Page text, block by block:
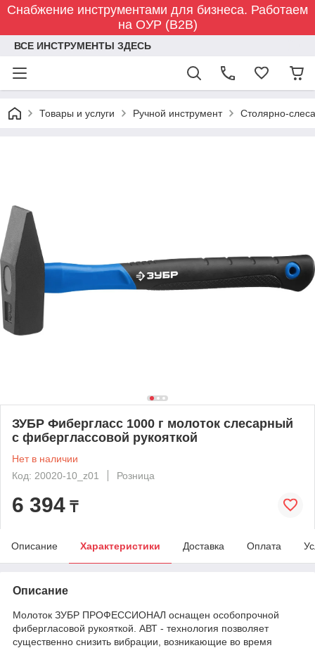
Снабжение инструментами для бизнеса. Работаем
на ОУР (B2B)
ВСЕ ИНСТРУМЕНТЫ ЗДЕСЬ
Товары и услуги Ручной инструмент Столярно-
ЗУБР Фибергласс 1000 г молоток слесарный
с фиберглассовой рукояткой
Нет в наличии
Код: 20020-10_z01
Розница
6 394 ₸
Описание Характеристики Доставка Оплата
Описание
Молоток ЗУБР ПРОФЕССИОНАЛ оснащен особопрочной
фибергласовой рукояткой. АВТ - технология позволяет
существенно снизить вибрации, возникающие во время